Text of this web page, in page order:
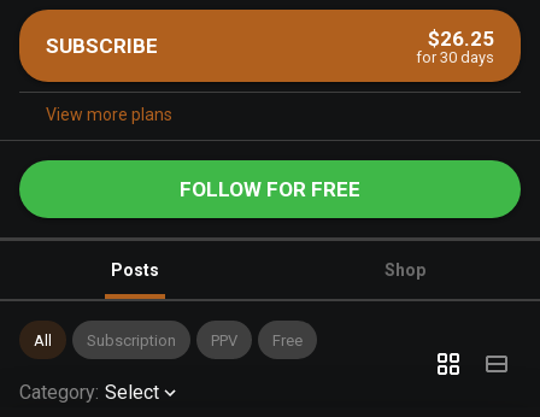
SUBSCRIBE $26.25
for 30 days
View more plans
FOLLOW FOR FREE
Posts Shop
All Subscription PPV Free
Category: Select